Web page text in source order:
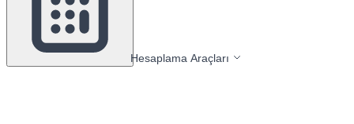
Hesaplama Araçları